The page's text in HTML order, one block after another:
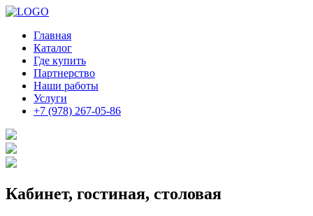
Главная
Каталог
Где купить
Партнерство
Наши работы
Услуги
+7 (978) 267-05-86
Кабинет, гостиная, столовая